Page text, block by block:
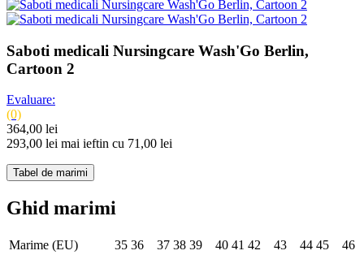
Saboti medicali Nursingcare Wash'Go Berlin,
Cartoon 2
Evaluare:
(0)
364,00 lei
293,00 lei mai ieftin cu 71,00 lei
Tabel de marimi
Ghid marimi
Marime (EU) 35 36 37 38 39 40 41 42 43 44 45
46